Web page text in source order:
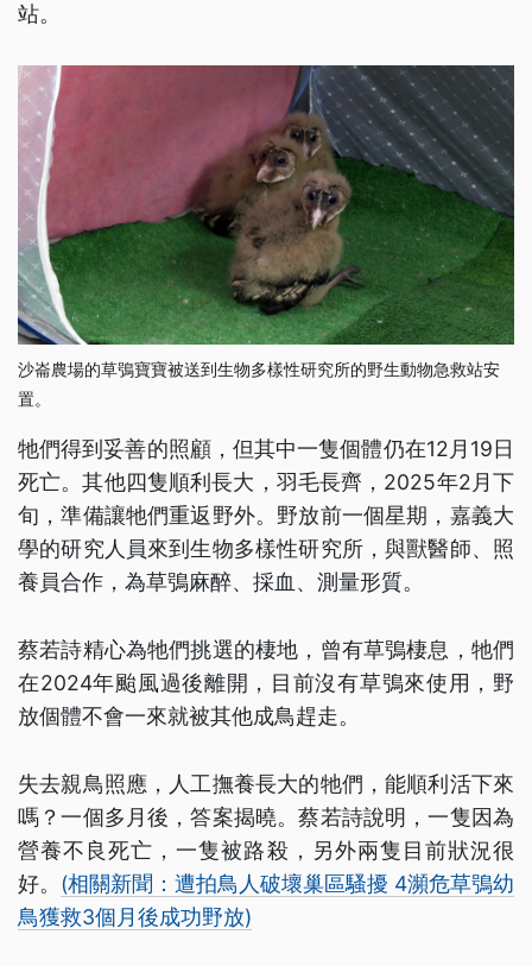
站。
沙崙農場的草鴞寶寶被送到生物多樣性研究所的野生動物急救站安
置。
牠們得到妥善的照顧，但其中一隻個體仍在12月19日
死亡。其他四隻順利長大，羽毛長齊，2025年2月下
旬，準備讓牠們重返野外。野放前一個星期，嘉義大
學的研究人員來到生物多樣性研究所，與獸醫師、照
養員合作，為草鴞麻醉、採血、測量形質。
蔡若詩精心為牠們挑選的棲地，曾有草鴞棲息，牠們
在2024年颱風過後離開，目前沒有草鴞來使用，野
放個體不會一來就被其他成鳥趕走。
失去親鳥照應，人工撫養長大的牠們，能順利活下來
嗎？一個多月後，答案揭曉。蔡若詩說明，一隻因為
營養不良死亡，一隻被路殺，另外兩隻目前狀況很
好。 (相關新聞：遭拍鳥人破壞巢區騷擾 4瀕危草鴞幼
鳥獲救3個月後成功野放)